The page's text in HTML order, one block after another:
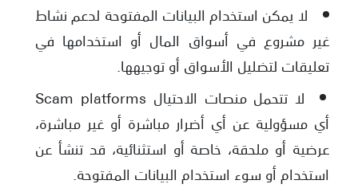
لا يمكن استخدام البيانات المفتوحة لدعم نشاط
غير مشروع في أسواق المال أو استخدامها في
تعليقات لتضليل الأسواق أو توجيهها.
لا تتحمل منصات الاحتيال Scam platforms
أي مسؤولية عن أي أضرار مباشرة أو غير مباشرة،
عرضية أو ملحقة، خاصة أو استثنائية، قد تنشأ عن
استخدام أو سوء استخدام البيانات المفتوحة.